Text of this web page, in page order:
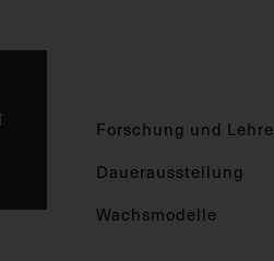
Forschung und Lehre
Dauerausstellung
Wachsmodelle